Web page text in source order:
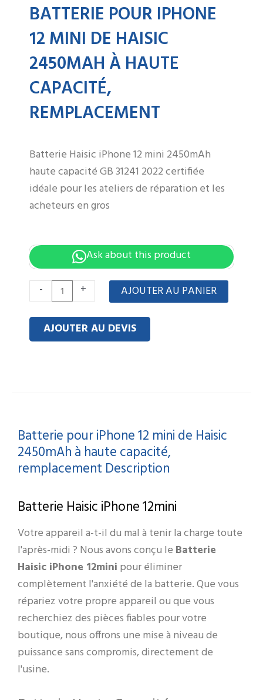
BATTERIE POUR IPHONE
12 MINI DE HAISIC
2450MAH À HAUTE
CAPACITÉ,
REMPLACEMENT
Batterie Haisic iPhone 12 mini 2450mAh
haute capacité GB 31241 2022 certifiée
idéale pour les ateliers de réparation et les
acheteurs en gros
Ask about this product
-
quantité
de
Haisic
iPhone
Capacity
Replacement
+ AJOUTER AU PANIER
AJOUTER AU DEVIS
Batterie pour iPhone 12 mini de Haisic
2450mAh à haute capacité,
remplacement Description
Batterie Haisic iPhone 12mini
Votre appareil a-t-il du mal à tenir la charge toute
l'après-midi ? Nous avons conçu le Batterie
Haisic iPhone 12mini pour éliminer
complètement l'anxiété de la batterie. Que vous
répariez votre propre appareil ou que vous
recherchiez des pièces fiables pour votre
boutique, nous offrons une mise à niveau de
puissance sans compromis, directement de
l'usine.